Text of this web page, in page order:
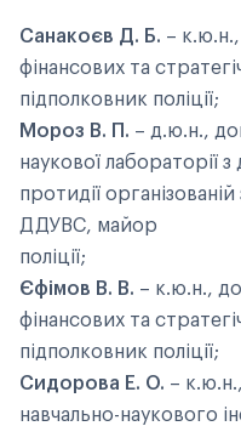
Санакоєв Д. Б. –
фінансових та
підполковник поліції;
Мороз В. П. – д.ю.н.,
наукової лабораторії
протидії
ДДУВС, майор
поліції;
Єфімов В. В. – к.ю.н.,
фінансових та
підполковник поліції;
Сидорова Е. О. –
навчально-наукового